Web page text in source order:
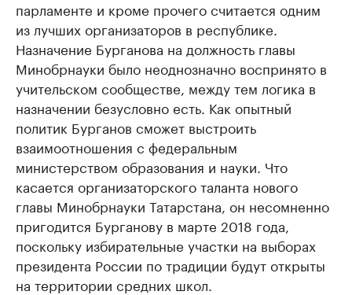
парламенте и кроме прочего считается одним
из лучших организаторов в республике.
Назначение Бурганова на должность главы
Минобрнауки было неоднозначно воспринято в
учительском сообществе, между тем логика в
назначении безусловно есть. Как опытный
политик Бурганов сможет выстроить
взаимоотношения с федеральным
министерством образования и науки. Что
касается организаторского таланта нового
главы Минобрнауки Татарстана, он несомненно
пригодится Бурганову в марте 2018 года,
поскольку избирательные участки на выборах
президента России по традиции будут открыты
на территории средних школ.